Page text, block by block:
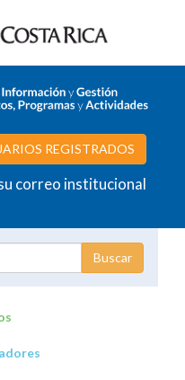
REGISTRADOS
correo institucional